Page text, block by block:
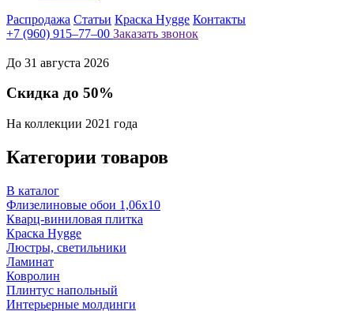
Распродажа Статьи Краска Hygge Контакты
+7 (960) 915–77–00 Заказать звонок
До 31 августа 2026
Скидка до 50%
На коллекции 2021 года
Категории товаров
В каталог
Флизелиновые обои 1,06х10
Кварц-виниловая плитка
Краска Hygge
Люстры, светильники
Ламинат
Ковролин
Плинтус напольный
Интерьерные молдинги